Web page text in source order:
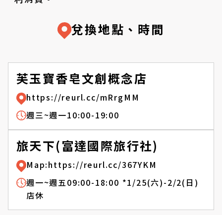
兌換地點、時間
芙玉寶香皂文創概念店
https://reurl.cc/mRrgMM
週三~週一10:00-19:00
旅天下(富達國際旅行社)
Map:https://reurl.cc/367YKM
週一~週五09:00-18:00 *1/25(六)-2/2(日)
店休